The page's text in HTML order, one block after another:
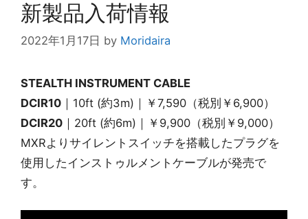
新製品入荷情報
2022年1月17日 by Moridaira
STEALTH INSTRUMENT CABLE
DCIR10 ｜10ft (約3m)｜￥7,590（税別￥6,900）
DCIR20 ｜20ft (約6m)｜￥9,900（税別￥9,000）
MXRよりサイレントスイッチを搭載したプラグを
使用したインストゥルメントケーブルが発売で
す。